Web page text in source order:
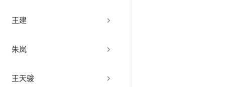
王建
朱岚
王天骏